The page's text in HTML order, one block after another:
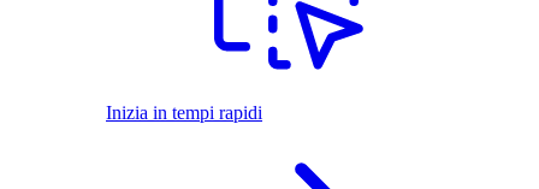
Inizia in tempi rapidi